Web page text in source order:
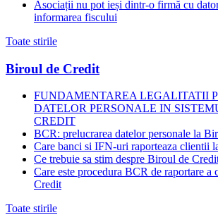
Asociații nu pot ieși dintr-o firmă cu
informarea fiscului
Toate stirile
Biroul de Credit
FUNDAMENTAREA LEGALITATII
DATELOR PERSONALE IN
CREDIT
BCR: prelucrarea datelor personale la
Care banci si IFN-uri raporteaza clientii
Ce trebuie sa stim despre Biroul de
Care este procedura BCR de raportare
Credit
Toate stirile